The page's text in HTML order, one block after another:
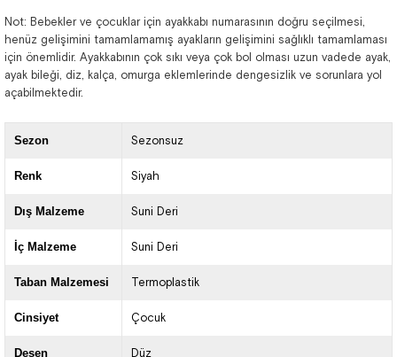
Not: Bebekler ve çocuklar için ayakkabı numarasının doğru seçilmesi,
henüz gelişimini tamamlamamış ayakların gelişimini sağlıklı tamamlaması
için önemlidir. Ayakkabının çok sıkı veya çok bol olması uzun vadede ayak,
ayak bileği, diz, kalça, omurga eklemlerinde dengesizlik ve sorunlara yol
açabilmektedir.
Sezon Sezonsuz
Renk Siyah
Dış Malzeme Suni Deri
İç Malzeme Suni Deri
Taban Malzemesi Termoplastik
Cinsiyet Çocuk
Desen Düz